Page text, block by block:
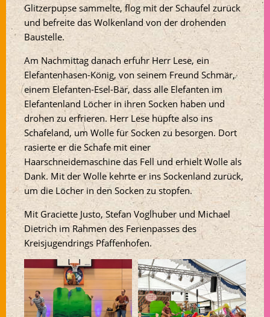
Glitzerpupse sammelte, flog mit der Schaufel zurück
und befreite das Wolkenland von der drohenden
Baustelle.
Am Nachmittag danach erfuhr Herr Lese, ein
Elefantenhasen-König, von seinem Freund Schmär,
einem Elefanten-Esel-Bär, dass alle Elefanten im
Elefantenland Löcher in ihren Socken haben und
drohen zu erfrieren. Herr Lese hüpfte also ins
Schafeland, um Wolle für Socken zu besorgen. Dort
rasierte er die Schafe mit einer
Haarschneidemaschine das Fell und erhielt Wolle als
Dank. Mit der Wolle kehrte er ins Sockenland zurück,
um die Löcher in den Socken zu stopfen.
Mit Graciette Justo, Stefan Voglhuber und Michael
Dietrich im Rahmen des Ferienpasses des
Kreisjugendrings Pfaffenhofen.